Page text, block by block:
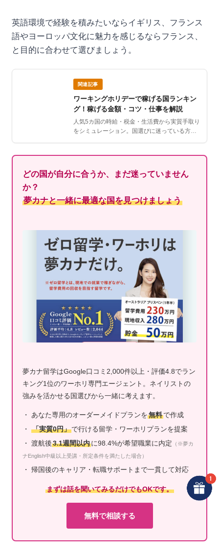
英語環境で経験を積みたいならイギリス、フランス
語やヨーロッパ文化に魅力を感じるならフランス、
と目的に合わせて選びましょう。
関連記事
ワーキングホリデーで稼げる国ランキン
グ！稼げる金額・コツ・仕事を解説
人気5カ国の時給・税金・生活費から実質手取り
をシミュレーション。国選びに迷っている方は
どの国が自分に合うか、まだ迷っていません
か？
夢カナと一緒に最適な国を見つけましょう
夢カナ留学はGoogle口コミ2,000件以上・評価4.8でラン
キング1位のワーホリ専門エージェント。ネイリストの
強みを活かせる国選びから一緒に考えます。
・ あなた専用のオーダーメイドプランを無料で作成
・
「実質0円」で行ける留学・ワーホリプランを提案
・ 渡航後3.1週間以内に98.4%が希望職業に内定 （※夢カ
ナEnglish中級以上受講・所定条件を満たした場合）
・ 帰国後のキャリア・転職サポートまで一貫して対応
まずは話を聞いてみるだけでもOKです。
無料で相談する